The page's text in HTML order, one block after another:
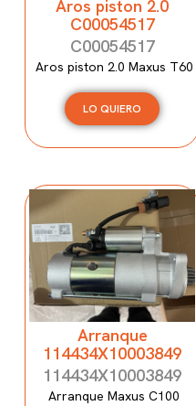
Aros piston 2.0
C00054517
C00054517
Aros piston 2.0 Maxus T60
LO QUIERO
Arranque
114434X10003849
114434X10003849
Arranque Maxus C100